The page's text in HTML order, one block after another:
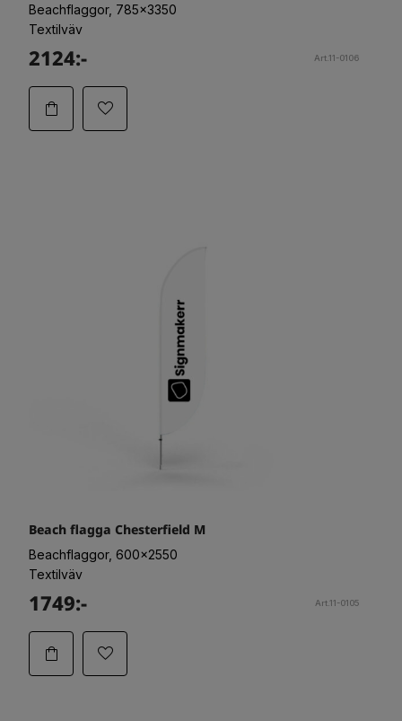
Beachflaggor, 785x3350
Textilväv
2124:- Art.11-0106
Beach flagga Chesterfield M
Beachflaggor, 600x2550
Textilväv
1749:- Art.11-0105